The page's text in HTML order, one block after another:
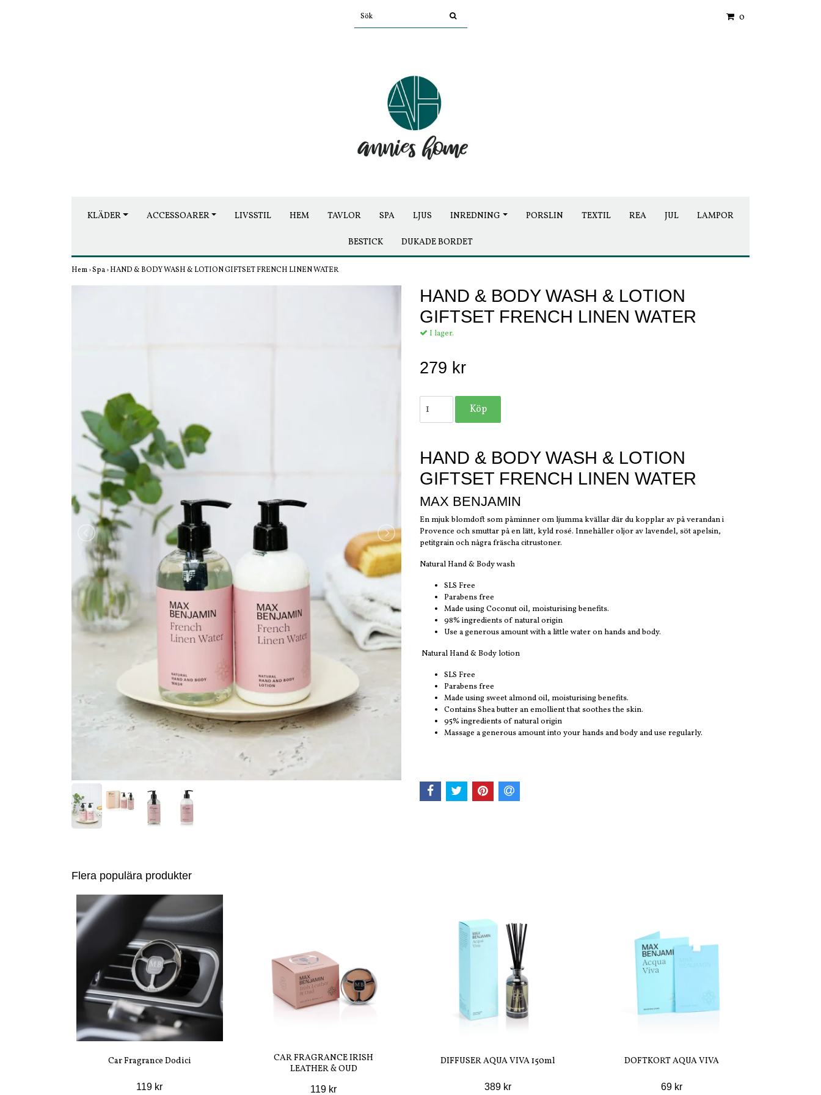
0
KLÄDER ACCESSOARER LIVSSTIL HEM TAVLOR SPA LJUS INREDNING PORSLIN TEXTIL REA JUL LAMPOR
BESTICK DUKADE BORDET
Hem›Spa›HAND & BODY WASH & LOTION GIFTSET FRENCH LINEN WATER
HAND & BODY WASH & LOTION
GIFTSET FRENCH LINEN WATER
I lager.
279 kr
HAND & BODY WASH & LOTION
GIFTSET FRENCH LINEN WATER
MAX BENJAMIN
En mjuk blomdoft som påminner om ljumma kvällar där du kopplar av på verandan i
Provence och smuttar på en lätt, kyld rosé. Innehåller oljor av lavendel, söt apelsin,
petitgrain och några fräscha citrustoner.
Natural Hand & Body wash
SLS Free
Parabens free
Made using Coconut oil, moisturising benefits.
98% ingredients of natural origin
Use a generous amount with a little water on hands and body.
Natural Hand & Body lotion
SLS Free
Parabens free
Made using sweet almond oil, moisturising benefits.
Contains Shea butter an emollient that soothes the skin.
95% ingredients of natural origin
Massage a generous amount into your hands and body and use regularly.
Flera populära produkter
Car Fragrance Dodici
119 kr
CAR FRAGRANCE IRISH
LEATHER & OUD
119 kr
DIFFUSER AQUA VIVA 150ml
389 kr
DOFTKORT AQUA VIVA
69 kr